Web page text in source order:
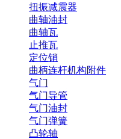
扭振减震器
曲轴油封
曲轴瓦
止推瓦
定位销
曲柄连杆机构附件
气门
气门导管
气门油封
气门弹簧
凸轮轴